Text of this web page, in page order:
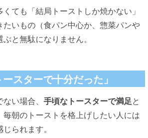
くても「結局トーストしか焼かない」
たいもの（食パン中心か、惣菜パンや
と無駄になりません。
スターで十分だった」
い場合、 手頃なトースターで満足 と
毎朝のトーストを格上げしたい人には
られます。